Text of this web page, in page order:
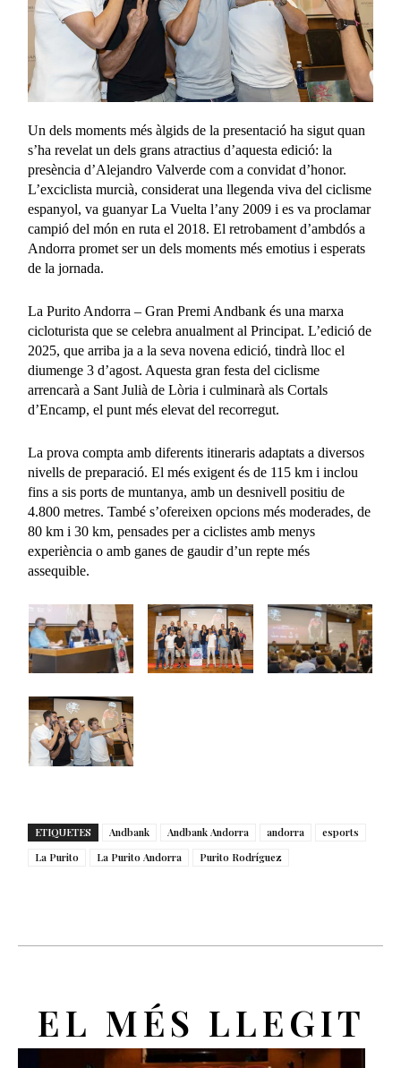
Un dels moments més àlgids de la presentació ha sigut quan
s’ha revelat un dels grans atractius d’aquesta edició: la
presència d’Alejandro Valverde com a convidat d’honor.
L’exciclista murcià, considerat una llegenda viva del ciclisme
espanyol, va guanyar La Vuelta l’any 2009 i es va proclamar
campió del món en ruta el 2018. El retrobament d’ambdós a
Andorra promet ser un dels moments més emotius i esperats
de la jornada.
La Purito Andorra – Gran Premi Andbank és una marxa
cicloturista que se celebra anualment al Principat. L’edició de
2025, que arriba ja a la seva novena edició, tindrà lloc el
diumenge 3 d’agost. Aquesta gran festa del ciclisme
arrencarà a Sant Julià de Lòria i culminarà als Cortals
d’Encamp, el punt més elevat del recorregut.
La prova compta amb diferents itineraris adaptats a diversos
nivells de preparació. El més exigent és de 115 km i inclou
fins a sis ports de muntanya, amb un desnivell positiu de
4.800 metres. També s’ofereixen opcions més moderades, de
80 km i 30 km, pensades per a ciclistes amb menys
experiència o amb ganes de gaudir d’un repte més
assequible.
ETIQUETES Andbank Andbank Andorra andorra
esports
La Purito
La Purito Andorra Purito Rodríguez
EL MÉS LLEGIT